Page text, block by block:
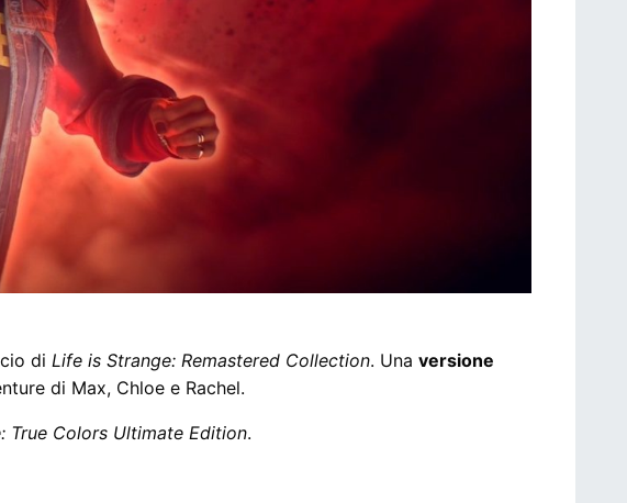
di Life is Strange: Remastered Collection. Unaversione
di Max, Chloe e Rachel.
True Colors Ultimate Edition.